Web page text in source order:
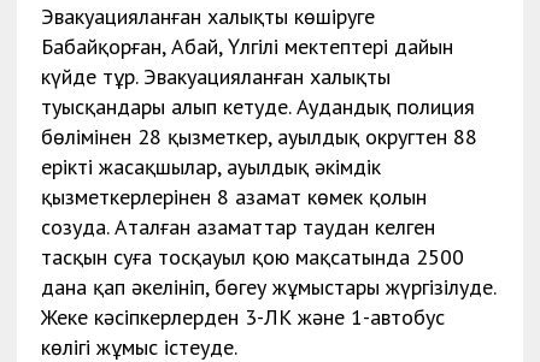
Эвакуацияланған халықты көшіруге
Бабайқорған, Абай, Үлгілі мектептері дайын
күйде тұр. Эвакуацияланған халықты
туысқандары алып кетуде. Аудандық полиция
бөлімінен 28 қызметкер, ауылдық округтен 88
ерікті жасақшылар, ауылдық әкімдік
қызметкерлерінен 8 азамат көмек қолын
созуда. Аталған азаматтар таудан келген
тасқын суға тосқауыл қою мақсатында 2500
дана қап әкелініп, бөгеу жұмыстары жүргізілуде.
Жеке кәсіпкерлерден 3-ЛК және 1-автобус
көлігі жұмыс істеуде.